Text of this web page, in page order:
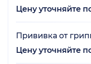
Цену уточняйте
Прививка от
Цену уточняйте